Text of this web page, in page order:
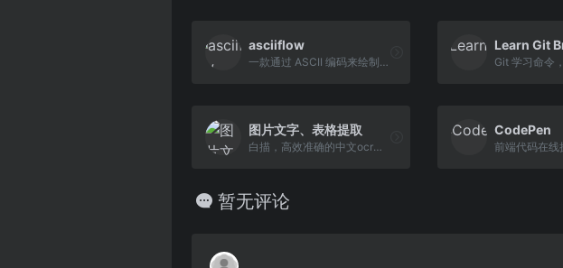
asciiflow
一款通过 ASCII 编码来绘制图表的在线工具
Learn Git
图片文字、表格提取
白描，高效准确的中文ocr文字识别软件与文件扫描软件，支持简体、繁体、英文、韩语、日语、俄语等多国语言的准确识别，高清晰的文件扫描合成PDF,好用的手机扫描仪，可以表格识别、图片转Excel，可以图片文字翻译，拍照翻译，包含iOS版，安卓版，小程序版，网页版，网页版可直接在电脑/PC/Mac上使用。
CodePen
前端代码在线
暂无评论